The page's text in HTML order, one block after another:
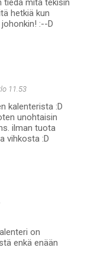
tiedä mitä tekisin
hetkiä kun
:--D
11.53
kalenterista :D
unohtaisin
ilman tuota
vihkosta :D
on
enkä enään